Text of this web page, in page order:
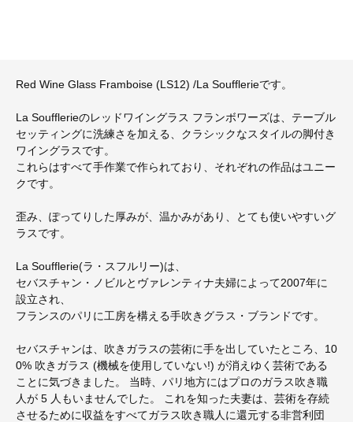
Red Wine Glass Framboise (LS12) /La Soufflerieです。
La Soufflerieのレッドワイングラス フランボワーズは、テーブル
セッティングに洗練さを加える、クラシックなスタイルの脚付き
ワイングラスです。
これらはすべて手作業で作られており、それぞれの作品はユニー
クです。
歪み、ぽってりした厚みが、温かみがあり、とても使いやすいグ
ラスです。
La Soufflerie(ラ・スフルリー)は、
セバスチャン・ノビルとヴァレンティナ夫婦によって2007年に
設立され、
フランスのパリに工房を構える手吹きグラス・ブランドです。
セバスチャンは、吹きガラスの芸術に手を出していたところ、10
0% 吹きガラス (機械を使用していない!) が消えゆく芸術である
ことに気づきました。 当時、パリ地方にはプロのガラス吹き職
人が 5 人もいませんでした。 これを知った夫妻は、芸術を存続
させるために収益をすべてガラス吹き職人に還元する非営利団